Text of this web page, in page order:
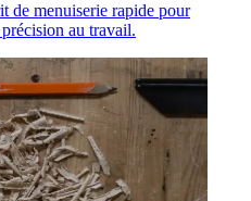
de menuiserie rapide pour
au travail.